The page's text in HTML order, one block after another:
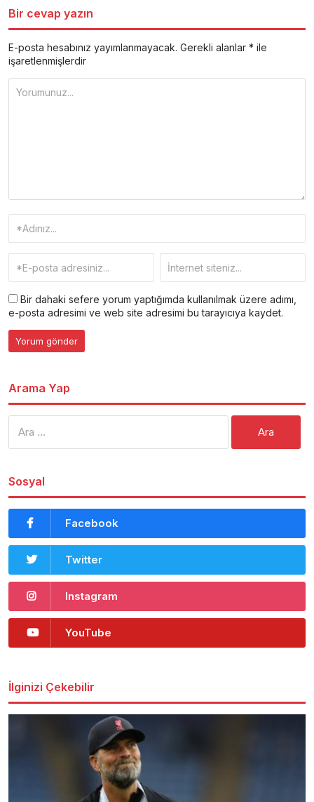
Bir cevap yazın
E-posta hesabınız yayımlanmayacak. Gerekli alanlar * ile
işaretlenmişlerdir
Bir dahaki sefere yorum yaptığımda kullanılmak üzere adımı,
e-posta adresimi ve web site adresimi bu tarayıcıya kaydet.
Arama Yap
Sosyal
Facebook
Twitter
Instagram
YouTube
İlginizi Çekebilir